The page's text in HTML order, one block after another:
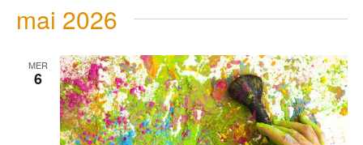
mai 2026
MER
6